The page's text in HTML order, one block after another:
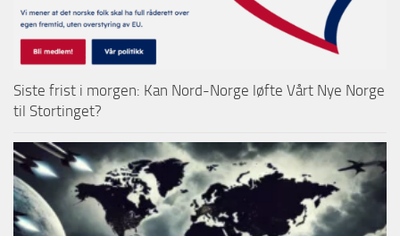
Siste frist i morgen: Kan Nord-Norge løfte Vårt Nye Norge
til Stortinget?